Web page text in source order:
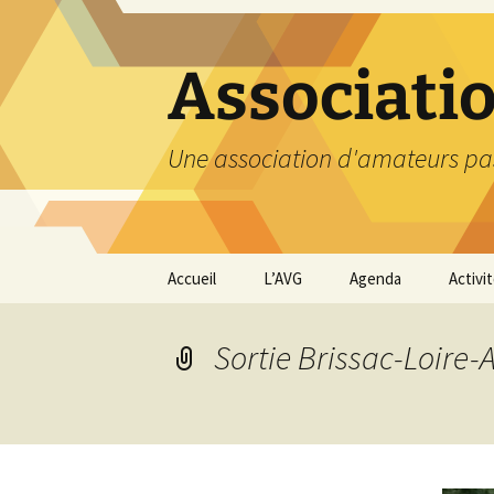
contenu
Une association d'amateurs
Accueil L’AVG
Adhésion
Agenda
Sortie Brissac-Loire-